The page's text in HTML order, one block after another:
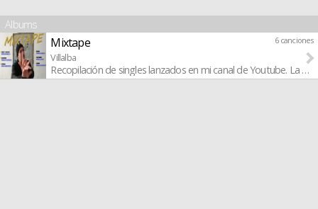
Albums
6 canciones
Mixtape
Villalba
Recopilación de singles lanzados en mi canal de Youtube. La